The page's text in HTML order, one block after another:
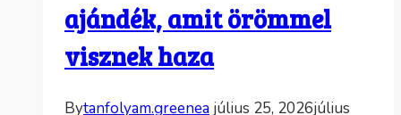
ajándék, amit örömmel
visznek haza
Bytanfolyam.greenea július 25, 2026július